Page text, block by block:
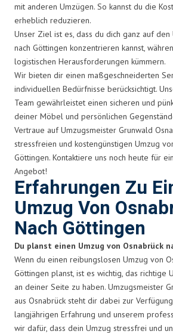
mit anderen Umzügen. So kannst du die
erheblich reduzieren.
Unser Ziel ist es, dass du dich ganz auf den
nach Göttingen konzentrieren kannst,
logistischen Herausforderungen kümmern.
Wir bieten dir einen maßgeschneiderten
individuellen Bedürfnisse berücksichtigt.
Team gewährleistet einen sicheren und
deiner Möbel und persönlichen
Vertraue auf Umzugsmeister Grunwald
stressfreien und kostengünstigen Umzug
Göttingen. Kontaktiere uns noch heute für
Angebot!
Erfahrungen Zu
Umzug Von
Nach Göttingen
Du planst einen Umzug von Osnabrück
Wenn du einen reibungslosen Umzug von
Göttingen planst, ist es wichtig, das richtige
an deiner Seite zu haben. Umzugsmeister
aus Osnabrück steht dir dabei zur
langjährigen Erfahrung und unserem
wir dafür, dass dein Umzug stressfrei und